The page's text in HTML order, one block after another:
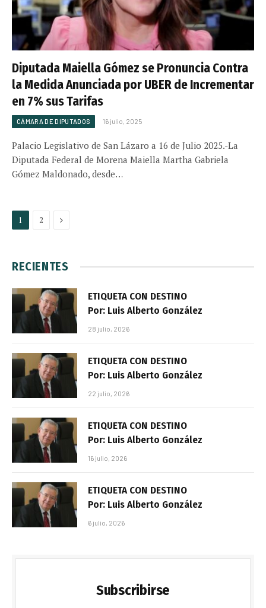
Diputada Maiella Gómez se Pronuncia Contra
la Medida Anunciada por UBER de Incrementar
en 7% sus Tarifas
CÁMARA DE DIPUTADOS 16 julio, 2025
Palacio Legislativo de San Lázaro a 16 de Julio 2025.-La
Diputada Federal de Morena Maiella Martha Gabriela
Gómez Maldonado, desde…
1 2 Next
RECIENTES
ETIQUETA CON DESTINO
Por: Luis Alberto González
28 julio, 2026
ETIQUETA CON DESTINO
Por: Luis Alberto González
22 julio, 2026
ETIQUETA CON DESTINO
Por: Luis Alberto González
16 julio, 2026
ETIQUETA CON DESTINO
Por: Luis Alberto González
6 julio, 2026
Subscribirse